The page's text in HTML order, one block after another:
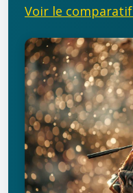
Voir le